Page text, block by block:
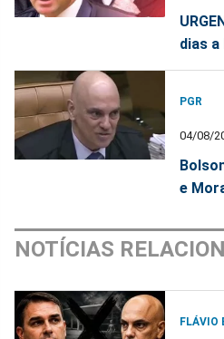
dias a
PGR
04/08/
e
NOTÍCIAS
FLÁVIO